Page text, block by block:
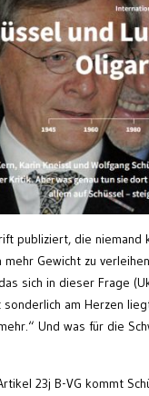
publiziert, die
Gewicht zu
sich in dieser Frage
am Herzen
Und was für die
23j B-VG kommt